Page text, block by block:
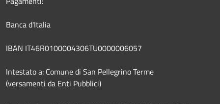
Banca d'Italia
IBAN IT46R0100004306TU0000006057
Intestato a: Comune di San Pellegrino Terme
(versamenti da Enti Pubblici)